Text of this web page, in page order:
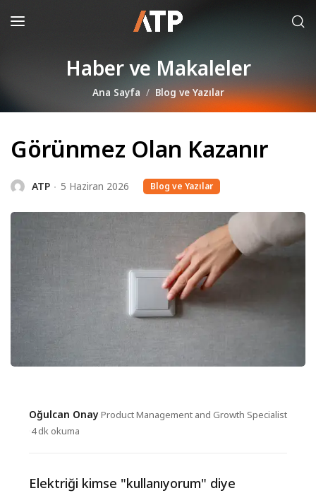
Haber ve Makaleler
Ana Sayfa Blog ve Yazılar
Görünmez Olan Kazanır
ATP 5 Haziran 2026 Blog ve Yazılar
Oğulcan OnayProduct Management and Growth Specialist
4 dk okuma
Elektriği kimse "kullanıyorum" diye